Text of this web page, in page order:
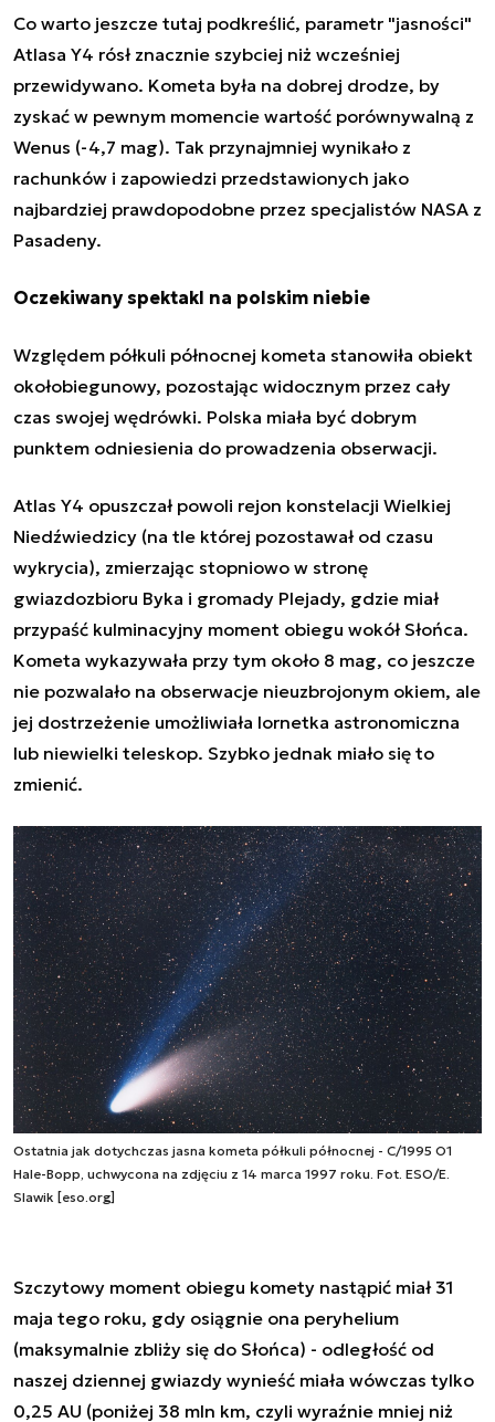
Co warto jeszcze tutaj podkreślić, parametr "jasności"
Atlasa Y4 rósł znacznie szybciej niż wcześniej
przewidywano. Kometa była na dobrej drodze, by
zyskać w pewnym momencie wartość porównywalną z
Wenus (-4,7 mag). Tak przynajmniej wynikało z
rachunków i zapowiedzi przedstawionych jako
najbardziej prawdopodobne przez specjalistów NASA z
Pasadeny.
Oczekiwany spektakl na polskim niebie
Względem półkuli północnej kometa stanowiła obiekt
okołobiegunowy, pozostając widocznym przez cały
czas swojej wędrówki. Polska miała być dobrym
punktem odniesienia do prowadzenia obserwacji.
Atlas Y4 opuszczał powoli rejon konstelacji Wielkiej
Niedźwiedzicy (na tle której pozostawał od czasu
wykrycia), zmierzając stopniowo w stronę
gwiazdozbioru Byka i gromady Plejady, gdzie miał
przypaść kulminacyjny moment obiegu wokół Słońca.
Kometa wykazywała przy tym około 8 mag, co jeszcze
nie pozwalało na obserwacje nieuzbrojonym okiem, ale
jej dostrzeżenie umożliwiała lornetka astronomiczna
lub niewielki teleskop. Szybko jednak miało się to
zmienić.
Ostatnia jak dotychczas jasna kometa półkuli północnej - C/1995 O1
Hale-Bopp, uchwycona na zdjęciu z 14 marca 1997 roku. Fot. ESO/E.
Slawik [eso.org]
Szczytowy moment obiegu komety nastąpić miał 31
maja tego roku, gdy osiągnie ona peryhelium
(maksymalnie zbliży się do Słońca) - odległość od
naszej dziennej gwiazdy wynieść miała wówczas tylko
0,25 AU (poniżej 38 mln km, czyli wyraźnie mniej niż